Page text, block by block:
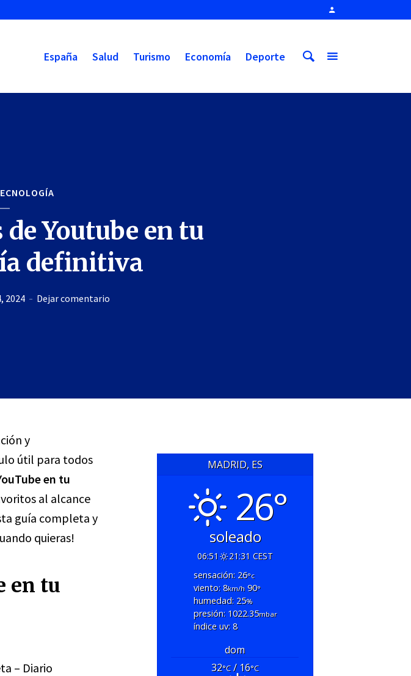
España Salud Turismo Economía Deporte
Youtube en tu
definitiva
2024 Dejar comentario
y
útil para todos
en tu
al alcance
guía completa y
quieras!
en tu
– Diario
MADRID, ES
26°
soleado
06:51
21:31 CEST
sensación: 26°c
viento: 8km/h90°
humedad: 25%
presión: 1022.35mbar
índice uv: 8
dom
32°C/ 16°C